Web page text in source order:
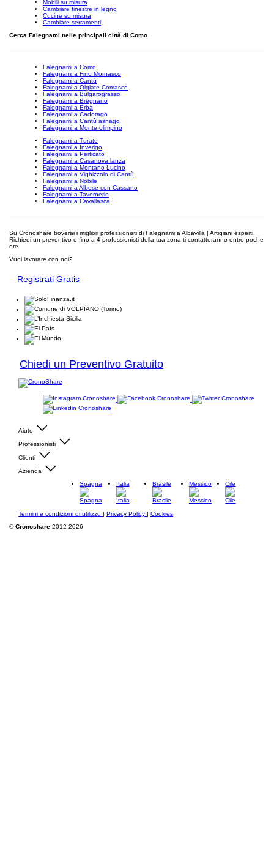
Mobili su misura
Cambiare finestre in legno
Cucine su misura
Cambiare serramenti
Cerca Falegnami nelle principali città di Como
Falegnami a Como
Falegnami a Fino Mornasco
Falegnami a Cantù
Falegnami a Olgiate Comasco
Falegnami a Bulgarograsso
Falegnami a Bregnano
Falegnami a Erba
Falegnami a Cadorago
Falegnami a Cantù asnago
Falegnami a Monte olimpino
Falegnami a Turate
Falegnami a Inverigo
Falegnami a Perticato
Falegnami a Casanova lanza
Falegnami a Montano Lucino
Falegnami a Vighizzolo di Cantù
Falegnami a Nobile
Falegnami a Albese con Cassano
Falegnami a Tavernerio
Falegnami a Cavallasca
Su Cronoshare troverai i migliori professionisti di Falegnami a Albavilla | Artigiani esperti.
Richiedi un preventivo e fino a 4 professionisti della tua zona ti contatteranno entro poche
ore.
Vuoi lavorare con noi?
Registrati Gratis
Chiedi un Preventivo Gratuito
Aiuto
Professionisti
Clienti
Azienda
Spagna
Italia Brasile Messico Cile
Termini e condizioni di utilizzo | Privacy Policy | Cookies
©Cronoshare 2012-2026